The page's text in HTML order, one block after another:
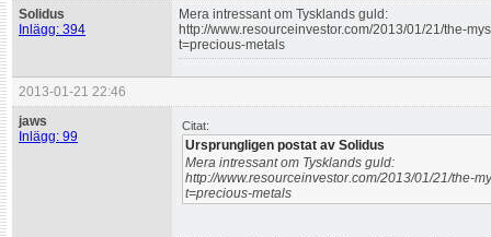
Solidus
Inlägg: 394
Mera intressant om Tysklands guld:
http://www.resourceinvestor.com/2013/01/21/the-
t=precious-metals
2013-01-21 22:46
jaws
Inlägg: 99
Citat:
Ursprungligen postat av Solidus
Mera intressant om Tysklands guld:
http://www.resourceinvestor.com/2013/01/21/the-
t=precious-metals